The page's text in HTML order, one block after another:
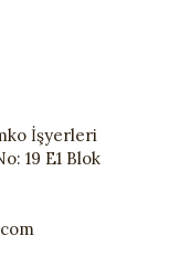
İşyerleri
19 E1 Blok